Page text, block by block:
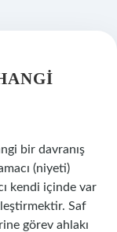
bir davranış
(niyeti)
kendi içinde var
Saf
görev ahlakı